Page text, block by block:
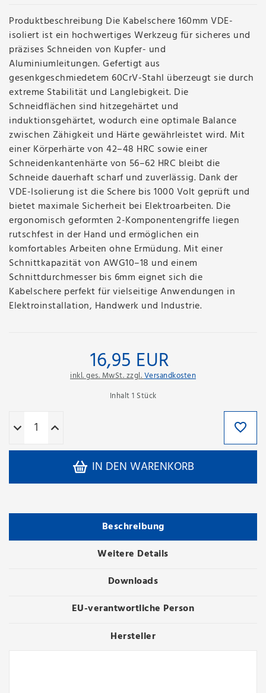
Produktbeschreibung Die Kabelschere 160mm VDE-
isoliert ist ein hochwertiges Werkzeug für sicheres und
präzises Schneiden von Kupfer- und
Aluminiumleitungen. Gefertigt aus
gesenkgeschmiedetem 60CrV-Stahl überzeugt sie durch
extreme Stabilität und Langlebigkeit. Die
Schneidflächen sind hitzegehärtet und
induktionsgehärtet, wodurch eine optimale Balance
zwischen Zähigkeit und Härte gewährleistet wird. Mit
einer Körperhärte von 42–48 HRC sowie einer
Schneidenkantenhärte von 56–62 HRC bleibt die
Schneide dauerhaft scharf und zuverlässig. Dank der
VDE-Isolierung ist die Schere bis 1000 Volt geprüft und
bietet maximale Sicherheit bei Elektroarbeiten. Die
ergonomisch geformten 2-Komponentengriffe liegen
rutschfest in der Hand und ermöglichen ein
komfortables Arbeiten ohne Ermüdung. Mit einer
Schnittkapazität von AWG10–18 und einem
Schnittdurchmesser bis 6mm eignet sich die
Kabelschere perfekt für vielseitige Anwendungen in
Elektroinstallation, Handwerk und Industrie.
16,95 EUR
inkl. ges. MwSt. zzgl.Versandkosten
Inhalt1 Stück
IN DEN WARENKORB
Beschreibung
Weitere Details
Downloads
EU-verantwortliche Person
Hersteller